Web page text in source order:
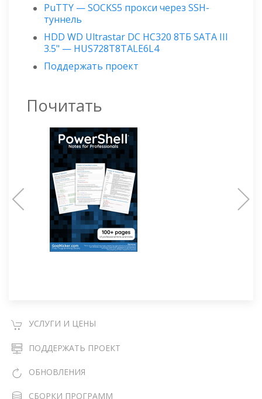
PuTTY — SOCKS5 прокси через SSH-
туннель
HDD WD Ultrastar DC HC320 8ТБ SATA III
3.5" — HUS728T8TALE6L4
Поддержать проект
Почитать
УСЛУГИ И ЦЕНЫ
ПОДДЕРЖАТЬ ПРОЕКТ
ОБНОВЛЕНИЯ
СБОРКИ ПРОГРАММ